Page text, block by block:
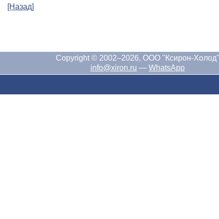
[Назад]
Copyright © 2002–2026, ООО "Ксирон-Холод"
info@xiron.ru — WhatsApp